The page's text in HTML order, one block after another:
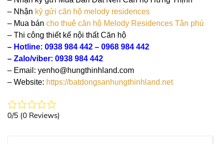
– Nhận ký gửi căn hộ melody residences
– Mua bán cho thuê căn hộ Melody Residences Tân phú
– Thi công thiết kế nội thất Căn hộ
– Hotline: 0938 984 442 – 0968 984 442
– Zalo/viber: 0938 984 442
– Email: yenho@hungthinhland.com
– Website: https://batdongsanhungthinhland.net
0/5 (0 Reviews)